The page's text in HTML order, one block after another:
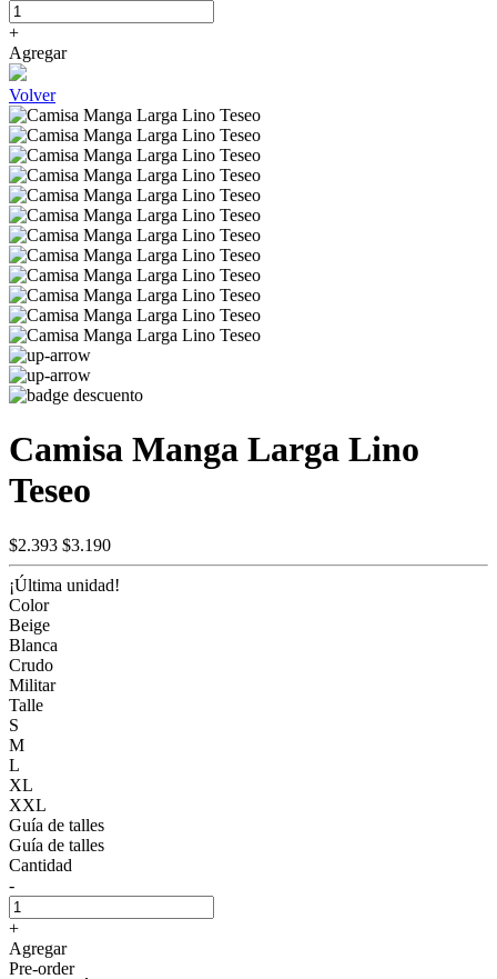
+
Agregar
Volver
Camisa Manga Larga Lino
Teseo
$2.393 $3.190
¡Última unidad!
Color
Beige
Blanca
Crudo
Militar
Talle
S
M
L
XL
XXL
Guía de talles
Guía de talles
Cantidad
-
+
Agregar
Pre-order